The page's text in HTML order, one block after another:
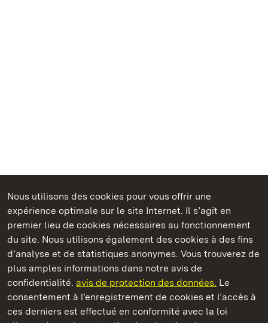
Nous utilisons des cookies pour vous offrir une
expérience optimale sur le site Internet. Il s’agit en
premier lieu de cookies nécessaires au fonctionnement
du site. Nous utilisons également des cookies à des fins
d’analyse et de statistiques anonymes. Vous trouverez de
plus amples informations dans notre avis de
confidentialité. avis de protection des données. Le
consentement à l’enregistrement de cookies et l’accès à
ces derniers est effectué en conformité avec la loi
Châteaux et jardins publics du Bade-Wurtemberg
Château de Solitude
Châteaux et jardins publics du Bade-Wurtemberg